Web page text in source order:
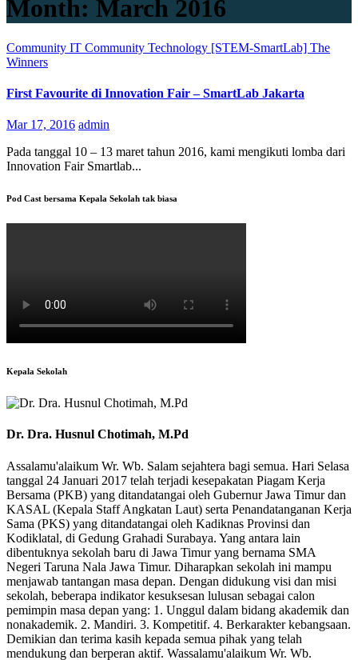
Month: March 2016
Community IT Community Technology [STEM-SmartLab] The
Winners
First Favourite di Innovation Fair – SmartLab Jakarta
Mar 17, 2016 admin
Pada tanggal 10 – 13 maret tahun 2016, kami mengikuti lomba dari
Innovation Fair Smartlab...
Pod Cast bersama Kepala Sekolah tak biasa
Kepala Sekolah
Dr. Dra. Husnul Chotimah, M.Pd
Assalamu'alaikum Wr. Wb. Salam sejahtera bagi semua. Hari Selasa
tanggal 24 Januari 2017 telah terjadi kesepakatan Piagam Kerja
Bersama (PKB) yang ditandatangai oleh Gubernur Jawa Timur dan
KASAL (Kepala Staff Angkatan Laut) serta Penandatanganan Kerja
Sama (PKS) yang ditandatangai oleh Kadiknas Provinsi dan
Kodiklatal, di Gedung Grahadi Surabaya. Yang antara lain
dibentuknya sekolah baru di Jawa Timur yang bernama SMA
Negeri Taruna Nala Jawa Timur. Diharapkan sekolah ini mampu
menjawab tantangan masa depan. Dengan didukung visi dan misi
sekolah, beberapa indikator kesuksesan lulusan sebagai calon
pemimpin masa depan yang: 1. Unggul dalam bidang akademik dan
nonakademik. 2. Mandiri. 3. Kompetitif. 4. Berkarakter kebangsaan.
Demikian dan terima kasih kepada semua pihak yang telah
mendukung dan berperan aktif. Wassalamu'alaikum Wr. Wb.